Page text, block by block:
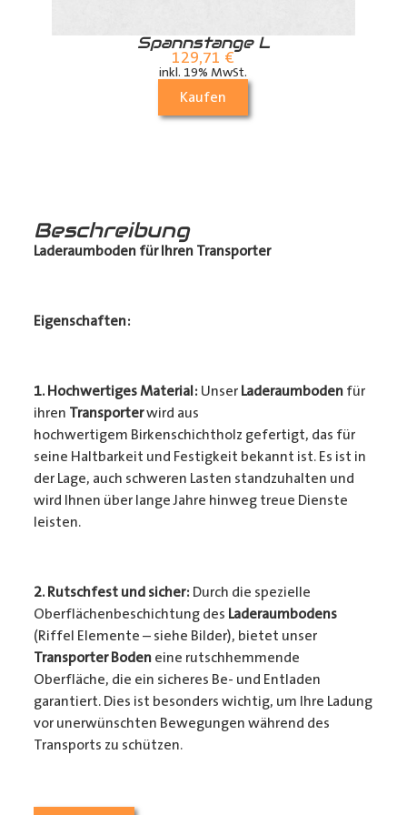
Spannstange L
129,71 €
inkl. 19% MwSt.
Kaufen
Beschreibung
Laderaumboden für Ihren Transporter
Eigenschaften:
1. Hochwertiges Material: Unser Laderaumbodenfür
ihren Transporterwird aus
hochwertigem Birkenschichtholz gefertigt, das für
seine Haltbarkeit und Festigkeit bekannt ist. Es ist in
der Lage, auch schweren Lasten standzuhalten und
wird Ihnen über lange Jahre hinweg treue Dienste
leisten.
2. Rutschfest und sicher: Durch die spezielle
Oberflächenbeschichtung des Laderaumbodens
(Riffel Elemente – siehe Bilder), bietet unser
Transporter Bodeneine rutschhemmende
Oberfläche, die ein sicheres Be- und Entladen
garantiert. Dies ist besonders wichtig, um Ihre Ladung
vor unerwünschten Bewegungen während des
Transports zu schützen.